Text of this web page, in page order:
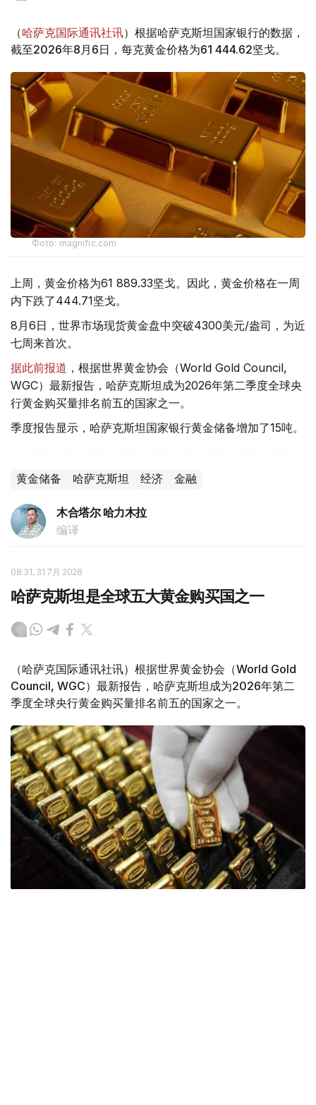
（哈萨克国际通讯社讯）根据哈萨克斯坦国家银行的数据，
截至2026年8月6日，每克黄金价格为61 444.62坚戈。
Фото: magnific.com
上周，黄金价格为61 889.33坚戈。因此，黄金价格在一周
内下跌了444.71坚戈。
8月6日，世界市场现货黄金盘中突破4300美元/盎司，为近
七周来首次。
据此前报道 ，根据世界黄金协会（World Gold Council,
WGC）最新报告，哈萨克斯坦成为2026年第二季度全球央
行黄金购买量排名前五的国家之一。
季度报告显示，哈萨克斯坦国家银行黄金储备增加了15吨。
黄金储备 哈萨克斯坦 经济 金融
木合塔尔 哈力木拉
编译
08:31, 31 7月 2026
哈萨克斯坦是全球五大黄金购买国之一
（哈萨克国际通讯社讯）根据世界黄金协会（World Gold
Council, WGC）最新报告，哈萨克斯坦成为2026年第二
季度全球央行黄金购买量排名前五的国家之一。